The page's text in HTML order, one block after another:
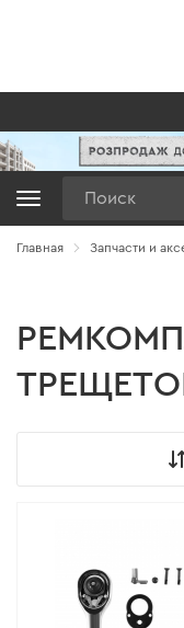
Главная Запчасти и